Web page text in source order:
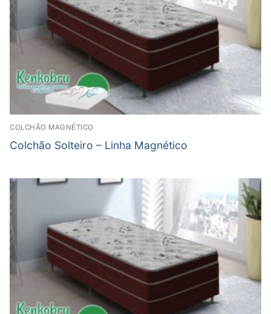
COLCHÃO MAGNÉTICO
Colchão Solteiro – Linha Magnético